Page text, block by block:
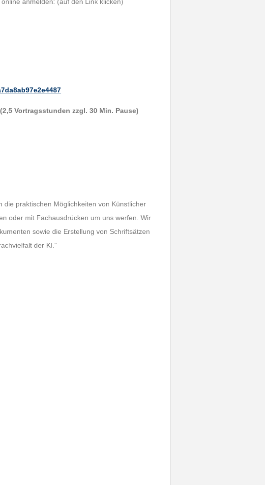
Vortragsstunden zzgl. 30 Min. Pause)
die praktischen Möglichkeiten von Künstlicher
oder mit Fachausdrücken um uns werfen. Wir
sowie die Erstellung von Schriftsätzen
der KI.“